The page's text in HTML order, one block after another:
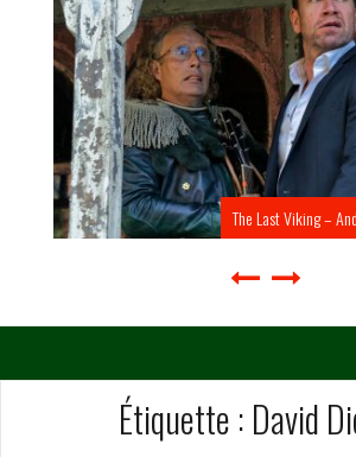
The Last Viking –
Étiquette : David